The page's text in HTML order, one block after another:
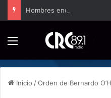
Inicio /Orden de Bernardo